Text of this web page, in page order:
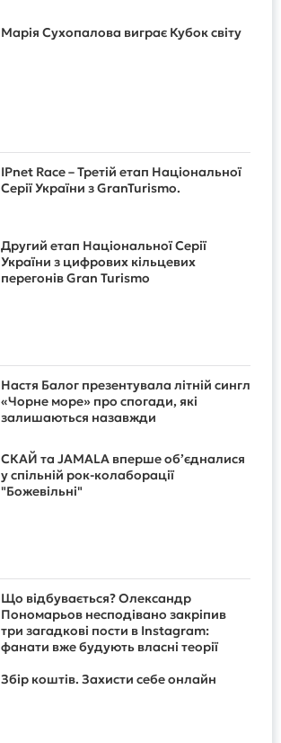
Марія Сухопалова виграє Кубок світу
IPnet Race – Третій етап Національної
Серії України з GranTurismo.
Другий етап Національної Серії
України з цифрових кільцевих
перегонів Gran Turismo
Настя Балог презентувала літній сингл
«Чорне море» про спогади, які
залишаються назавжди
СКАЙ та JAMALA вперше об’єдналися
у спільній рок-колаборації
"Божевільні"
Що відбувається? Олександр
Пономарьов несподівано закріпив
три загадкові пости в Instagram:
фанати вже будують власні теорії
Збір коштів. Захисти себе онлайн